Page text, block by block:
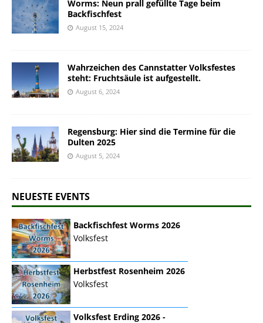
Worms: Neun prall gefüllte Tage beim
Backfischfest
August 15, 2024
Wahrzeichen des Cannstatter Volksfestes
steht: Fruchtsäule ist aufgestellt.
August 6, 2024
Regensburg: Hier sind die Termine für die
Dulten 2025
August 5, 2024
NEUESTE EVENTS
Backfischfest Worms 2026
Volksfest
Herbstfest Rosenheim 2026
Volksfest
Volksfest Erding 2026 -